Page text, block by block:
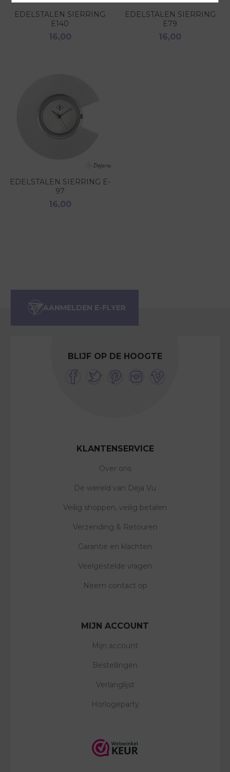
EDELSTALEN SIERRING
E140
16,00
EDELSTALEN SIERRING
E79
16,00
EDELSTALEN SIERRING E-
97
16,00
BLIJF OP DE HOOGTE
KLANTENSERVICE
Over ons
De wereld van Deja Vu
Veilig shoppen, veilig betalen
Verzending & Retouren
Garantie en klachten
Veelgestelde vragen
Neem contact op
MIJN ACCOUNT
Mijn account
Bestellingen
Verlanglijst
Horlogeparty